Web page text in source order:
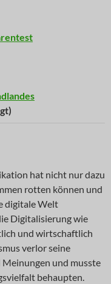
hat nicht nur dazu
rotten können und
digitale Welt
Digitalisierung wie
und wirtschaftlich
verlor seine
und musste
behaupten.